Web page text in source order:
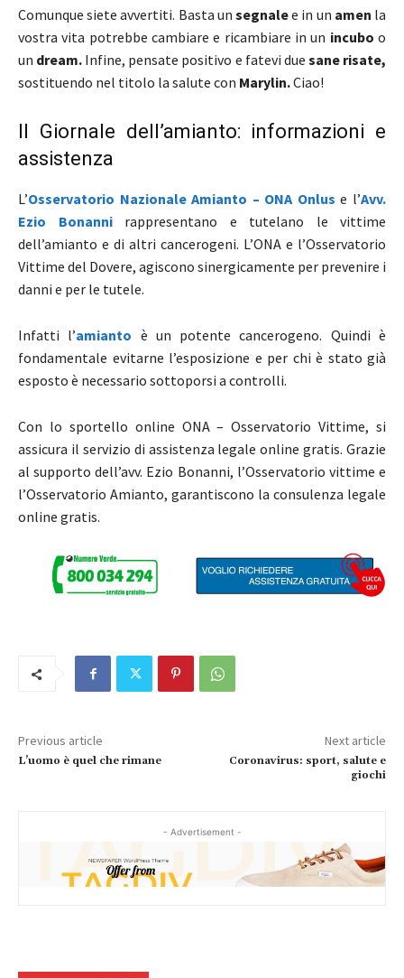
Comunque siete avvertiti. Basta un segnalee in un amen la
vostra vita potrebbe cambiare e ricambiare in un incubo o
un dream. Infine, pensate positivo e fatevi due sane risate,
sostituendo nel titolo la salute con Marylin.Ciao!
Il Giornale dell’amianto: informazioni e
assistenza
L’Osservatorio Nazionale Amianto – ONA Onlus e l’Avv.
Ezio Bonannirappresentano e tutelano le vittime
dell’amianto e di altri cancerogeni. L’ONA e l’Osservatorio
Vittime del Dovere, agiscono sinergicamente per prevenire i
danni e per le tutele.
Infatti l’amianto è un potente cancerogeno. Quindi è
fondamentale evitarne l’esposizione e per chi è stato già
esposto è necessario sottoporsi a controlli.
Con lo sportello online ONA – Osservatorio Vittime, si
assicura il servizio di assistenza legale online gratis. Grazie
al supporto dell’avv. Ezio Bonanni, l’Osservatorio vittime e
l’Osservatorio Amianto, garantiscono la consulenza legale
online gratis.
Previous article
L’uomo è quel che rimane
Next article
Coronavirus: sport, salute e
giochi
- Advertisement -